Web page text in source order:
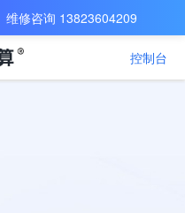
维修咨询 13823604209
控制台